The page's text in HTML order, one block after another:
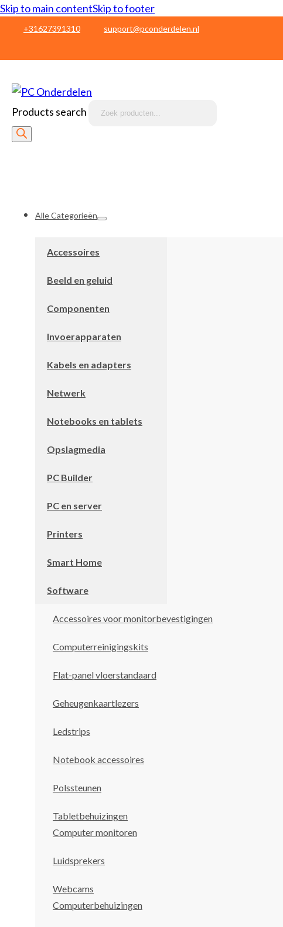
Skip to main contentSkip to footer
+31627391310
support@pconderdelen.nl
Products search
Alle Categorieën
Accessoires
Beeld en geluid
Componenten
Invoerapparaten
Kabels en adapters
Netwerk
Notebooks en tablets
Opslagmedia
PC Builder
PC en server
Printers
Smart Home
Software
Accessoires voor monitorbevestigingen
Computerreinigingskits
Flat-panel vloerstandaard
Geheugenkaartlezers
Ledstrips
Notebook accessoires
Polssteunen
Tabletbehuizingen
Computer monitoren
Luidsprekers
Webcams
Computerbehuizingen